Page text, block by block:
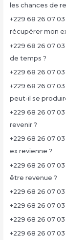
les chances de
+229 68 26 07
récupérer mon
+229 68 26 07
de temps ?
+229 68 26 07
+229 68 26 07
peut-il se
+229 68 26 07
revenir ?
+229 68 26 07
ex revienne ?
+229 68 26 07
être revenue ?
+229 68 26 07
+229 68 26 07
+229 68 26 07
+229 68 26 07